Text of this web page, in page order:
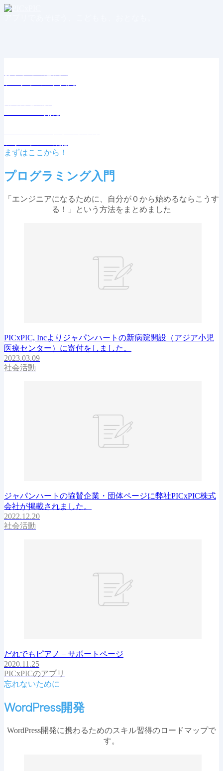
まずはここから！
プログラミング入門
「エンジニアになるために、自分が０から始めるならこうす
る！」という方法をまとめました
PICxPIC, Incよりジャパンハートの新病院開設（アジア小児
医療センター）に寄付をしました。
2023.03.09
社会活動
ジャパンハートの協賛企業・団体ページに弊社PICxPIC株式
会社が掲載されました。
2022.12.20
社会活動
だれでもピアノ – サポートページ
2020.11.25
PICxPICのアプリ
忘れないために
WordPress開発
WordPress開発に携わるためのスキル習得のロードマップで
す。